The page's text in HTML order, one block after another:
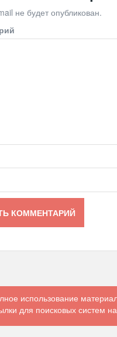
не будет опубликован.
использование
для поисковых систем